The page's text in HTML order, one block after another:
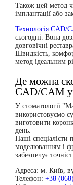
Також цей метод
імплантації або
Технологія CAD/
сьогодні. Вона
довговічні
Швидкість,
метод ідеальним
Де можна
CAD/CAM у
У стоматології
використовуємо
виготовити
день.
Наші
моделюванням і
забезпечує
Адреса: м. Київ,
Телефон: +38